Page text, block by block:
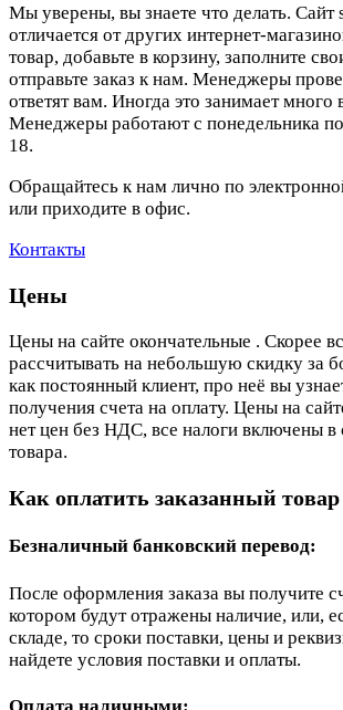
Мы уверены, вы знаете что делать. Сайт
отличается от других интернет-
товар, добавьте в корзину, заполните
отправьте заказ к нам. Менеджеры
ответят вам. Иногда это занимает много
Менеджеры работают с понедельника
18.
Обращайтесь к нам лично по
или приходите в офис.
Контакты
Цены
Цены на сайте окончательные . Скорее
рассчитывать на небольшую скидку за
как постоянный клиент, про неё вы
получения счета на оплату. Цены на
нет цен без НДС, все налоги включены в
товара.
Как оплатить заказанный товар
Безналичный банковский перевод:
После оформления заказа вы получите
котором будут отражены наличие, или,
складе, то сроки поставки, цены и
найдете условия поставки и оплаты.